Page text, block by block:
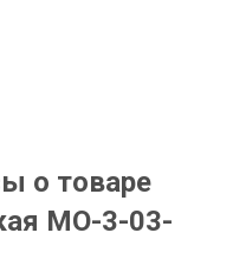
о товаре
МО-3-03-